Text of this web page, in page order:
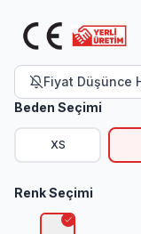
Fiyat Düşünce
Beden Seçimi
XS
Renk Seçimi